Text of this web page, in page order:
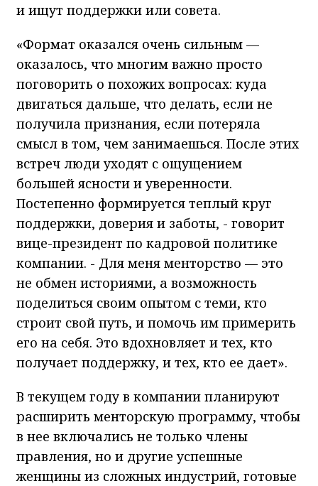
и ищут поддержки или совета.
«Формат оказался очень сильным —
оказалось, что многим важно просто
поговорить о похожих вопросах: куда
двигаться дальше, что делать, если не
получила признания, если потеряла
смысл в том, чем занимаешься. После этих
встреч люди уходят с ощущением
большей ясности и уверенности.
Постепенно формируется теплый круг
поддержки, доверия и заботы, - говорит
вице-президент по кадровой политике
компании. - Для меня менторство — это
не обмен историями, а возможность
поделиться своим опытом с теми, кто
строит свой путь, и помочь им примерить
его на себя. Это вдохновляет и тех, кто
получает поддержку, и тех, кто ее дает».
В текущем году в компании планируют
расширить менторскую программу, чтобы
в нее включались не только члены
правления, но и другие успешные
женщины из сложных индустрий, готовые